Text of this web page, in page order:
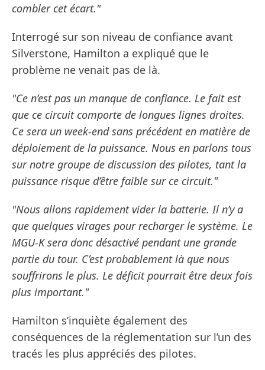
combler cet écart."
Interrogé sur son niveau de confiance avant
Silverstone, Hamilton a expliqué que le
problème ne venait pas de là.
"Ce n’est pas un manque de confiance. Le fait est
que ce circuit comporte de longues lignes droites.
Ce sera un week-end sans précédent en matière de
déploiement de la puissance. Nous en parlons tous
sur notre groupe de discussion des pilotes, tant la
puissance risque d’être faible sur ce circuit."
"Nous allons rapidement vider la batterie. Il n’y a
que quelques virages pour recharger le système. Le
MGU-K sera donc désactivé pendant une grande
partie du tour. C’est probablement là que nous
souffrirons le plus. Le déficit pourrait être deux fois
plus important."
Hamilton s’inquiète également des
conséquences de la réglementation sur l’un des
tracés les plus appréciés des pilotes.